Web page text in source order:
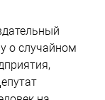
о случайном